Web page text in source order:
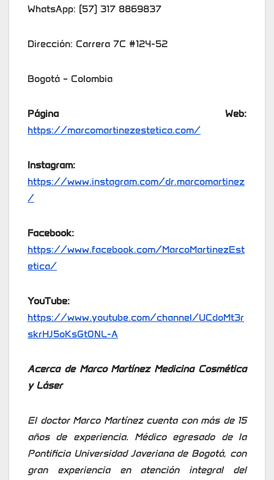
WhatsApp: (57) 317 8869837
Dirección: Carrera 7C #124-52
Bogotá – Colombia
Página Web:
https://marcomartinezestetica.com/
Instagram:
https://www.instagram.com/dr.marcomartinez
/
Facebook:
https://www.facebook.com/MarcoMartinezEst
etica/
YouTube:
https://www.youtube.com/channel/UCdoMt3r
skrHJ5oKsGt0NL-A
Acerca de Marco Martínez Medicina Cosmética
y Láser
El doctor Marco Martínez cuenta con más de 15
años de experiencia. Médico egresado de la
Pontificia Universidad Javeriana de Bogotá, con
gran experiencia en atención integral del